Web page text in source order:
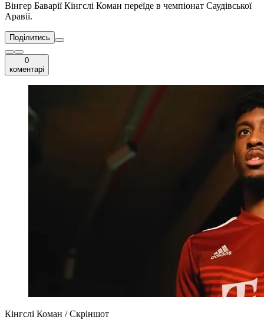
Вінгер Баварії Кінгслі Коман переїде в чемпіонат Саудівської
Аравії.
Поділитись
0
коментарі
Кінгслі Коман / Скріншот